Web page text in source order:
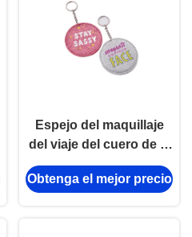
Espejo del maquillaje
del viaje del cuero de la
PU del espejo de Mini
Pantone Metal Cosmetic
Obtenga el mejor precio